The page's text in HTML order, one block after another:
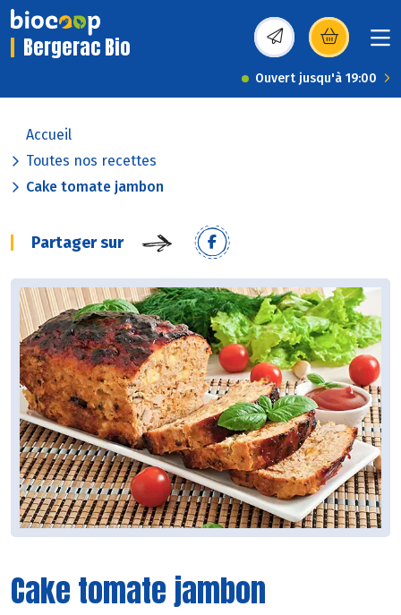
Bergerac Bio (s’ouvre dans une
Ouvert jusqu'à 19:00
Accueil
Toutes nos recettes
Cake tomate jambon
Partager sur
Cake tomate jambon